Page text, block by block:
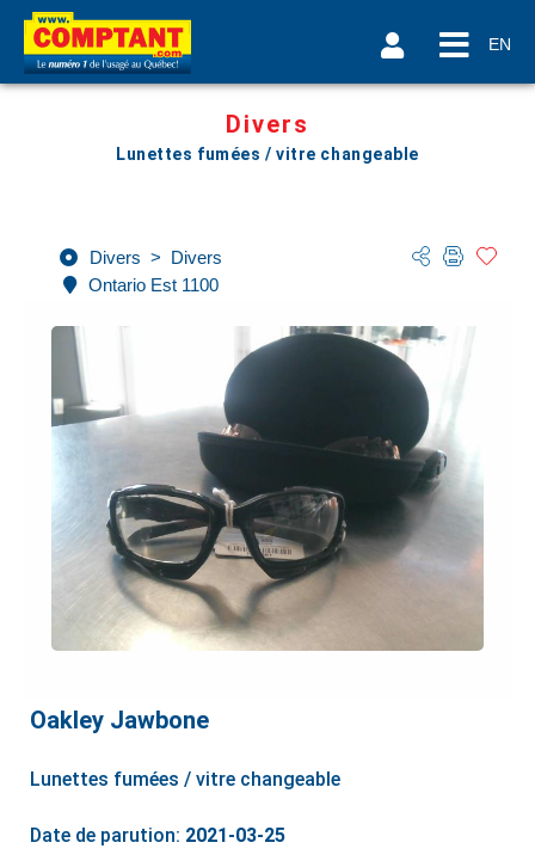
EN
Divers
Lunettes fumées / vitre changeable
Divers > Divers
Ontario Est 1100
Oakley Jawbone
Lunettes fumées / vitre changeable
Date de parution: 2021-03-25